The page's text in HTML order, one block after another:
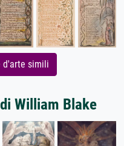
d'arte simili
William Blake